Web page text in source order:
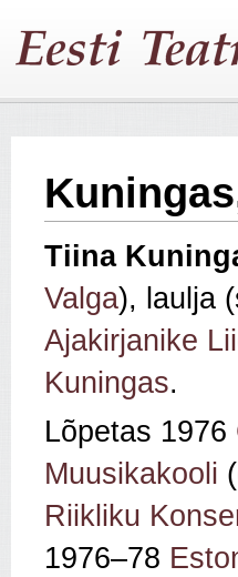
Tiina
Valga), laulja
Ajakirjanike
Kuningas.
Lõpetas 1976
Muusikakooli
Riikliku
1976–78